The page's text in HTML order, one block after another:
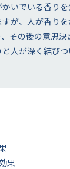
いでいる香り
が、人が香り
その後の意思
人が深く結び
果